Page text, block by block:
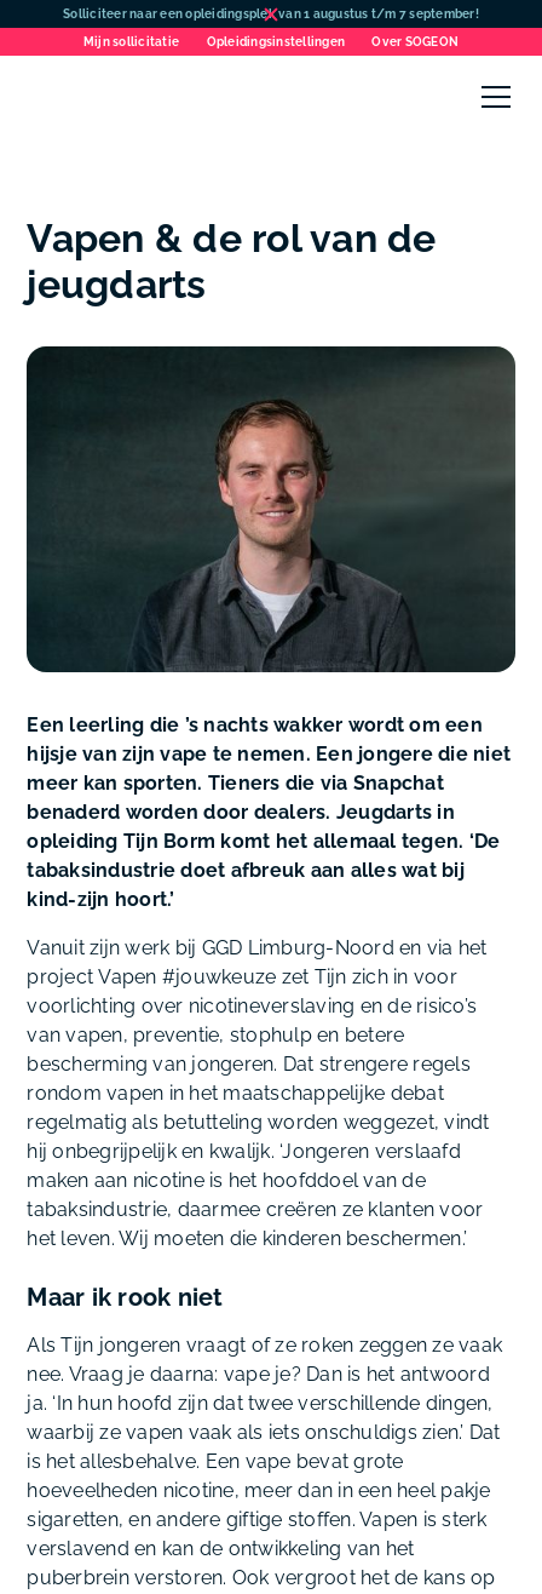
Solliciteer naar een opleidingsplek van 1 augustus t/m 7 september!
Mijn sollicitatie
Opleidingsinstellingen Over SOGEON
Vapen & de rol van de
jeugdarts
Een leerling die ’s nachts wakker wordt om een
hijsje van zijn vape te nemen. Een jongere die niet
meer kan sporten. Tieners die via Snapchat
benaderd worden door dealers. Jeugdarts in
opleiding Tijn Borm komt het allemaal tegen. ‘De
tabaksindustrie doet afbreuk aan alles wat bij
kind-zijn hoort.’
Vanuit zijn werk bij GGD Limburg-Noord en via het
projectVapen #jouwkeuze zet Tijn zich in voor
voorlichting over nicotineverslaving en de risico’s
van vapen, preventie, stophulp en betere
bescherming van jongeren. Dat strengere regels
rondom vapen in het maatschappelijke debat
regelmatig als betutteling worden weggezet, vindt
hij onbegrijpelijk en kwalijk. ‘Jongeren verslaafd
maken aan nicotine is het hoofddoel van de
tabaksindustrie, daarmee creëren ze klanten voor
het leven. Wij moeten die kinderen beschermen.’
Maar ik rook niet
Als Tijn jongeren vraagt of ze roken zeggen ze vaak
nee. Vraag je daarna: vape je? Dan is het antwoord
ja. ‘In hun hoofd zijn dat twee verschillende dingen,
waarbij ze vapen vaak als iets onschuldigs zien.’ Dat
is het allesbehalve. Een vape bevat grote
hoeveelheden nicotine, meer dan in een heel pakje
sigaretten, en andere giftige stoffen. Vapen is sterk
verslavend en kan de ontwikkeling van het
puberbrein verstoren. Ook vergroot het de kans op